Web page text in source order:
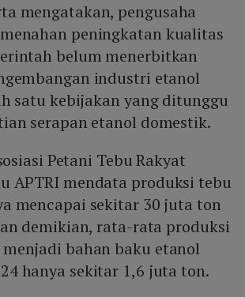
mengatakan, pengusaha
peningkatan kualitas
belum menerbitkan
industri etanol
satu kebijakan yang ditunggu
serapan etanol domestik.
Petani Tebu Rakyat
APTRI mendata produksi tebu
mencapai sekitar 30 juta ton
demikian, rata-rata produksi
menjadi bahan baku etanol
hanya sekitar 1,6 juta ton.